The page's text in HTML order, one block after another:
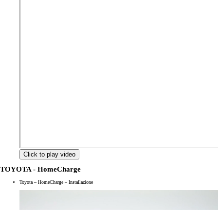
Click to play video
TOYOTA - HomeCharge
Toyota – HomeCharge – Installazione